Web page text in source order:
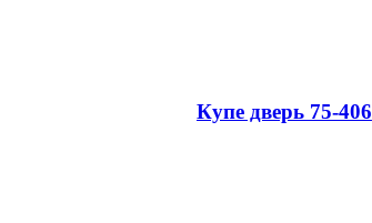
Купе дверь 75-406